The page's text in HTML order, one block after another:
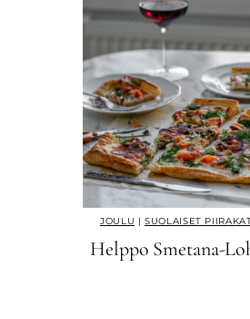
JOULU |SUOLAISET
Helppo Smetana-